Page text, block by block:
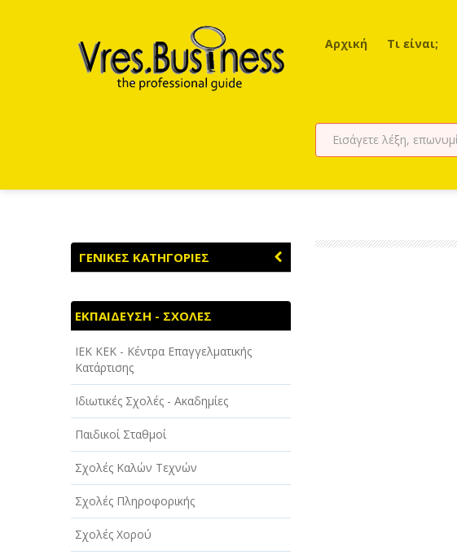
Αρχική Τι είναι;
ΓΕΝΙΚΕΣ ΚΑΤΗΓΟΡΙΕΣ
ΑΓΡΟΤΙΚΑ - ΚΤΗΝΟΤΡΟΦΙΚΑ
ΑΘΛΗΤΙΣΜΟΣ
ΑΥΤΟΚΙΝΗΤΑ - ΜΗΧΑΝΕΣ - ΣΚΑΦΗ
ΔΙΑΣΚΕΔΑΣΗ - ΨΥΧΑΓΩΓΙΑ - ΤΕΧΝΕΣ
ΔΙΑΦΗΜΙΣΗ - ΜΜΕ
ΕΚΚΛΗΣΙΕΣ - ΦΙΛΑΝΘΡΩΠΙΚΑ
ΣΩΜΑΤΕΙΑ
ΕΚΠΑΙΔΕΥΣΗ - ΣΧΟΛΕΣ
ΕΜΠΟΡΙΟ - ΕΜΠΟΡΙΚΑ ΚΑΤΑΣΤΗΜΑΤΑ
ΕΚΠΑΙΔΕΥΣΗ - ΣΧΟΛΕΣ
ΙEK KEK - Κέντρα Επαγγελματικής
Κατάρτισης
Ιδιωτικές Σχολές - Ακαδημίες
Παιδικοί Σταθμοί
Σχολές Καλών Τεχνών
Σχολές Πληροφορικής
Σχολές Χορού